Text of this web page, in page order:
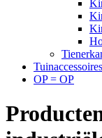
Tuinaccessoires
OP = OP